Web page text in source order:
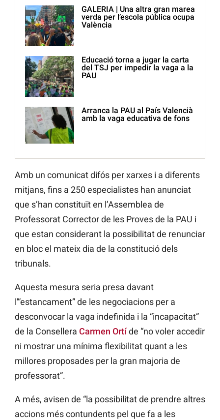
GALERIA | Una altra gran marea
verda per l’escola pública ocupa
València
Educació torna a jugar la carta
del TSJ per impedir la vaga a la
PAU
Arranca la PAU al País Valencià
amb la vaga educativa de fons
Amb un comunicat difós per xarxes i a diferents
mitjans, fins a 250 especialistes han anunciat
que s’han constituït en l’Assemblea de
Professorat Corrector de les Proves de la PAU i
que estan considerant la possibilitat de renunciar
en bloc el mateix dia de la constitució dels
tribunals.
Aquesta mesura seria presa davant
l'”estancament” de les negociacions per a
desconvocar la vaga indefinida i la “incapacitat”
de la Consellera Carmen Ortíde “no voler accedir
ni mostrar una mínima flexibilitat quant a les
millores proposades per la gran majoria de
professorat”.
A més, avisen de “la possibilitat de prendre altres
accions més contundents pel que fa a les